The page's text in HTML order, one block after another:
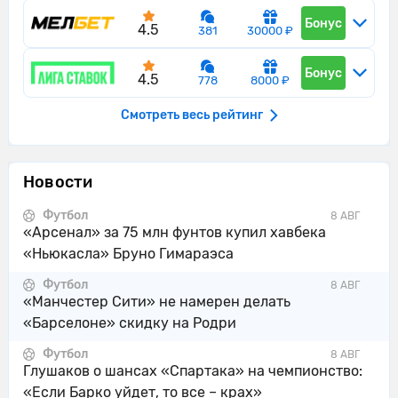
команды.
34'
Англия пытается что-то создать.
Англия идет вперед с потенциально
опасной атакой.
34'
Маркус Рэшфорд из команды Англия
34'
Гарри Кейн выиграл воздушное
противоборство у Elijah Just.
34'
Гарри Кейн нанес удар головой, но
Max Crocombe спокойно отбил мяч.
35'
Зеландия: 33%.
Маркус Рэшфорд навешивает с
4.5 381 30000 ₽ Бонус
4.5 778 8000 ₽ Бонус
Смотреть весь рейтинг
Новости
8 АВГ
Футбол
«Арсенал» за 75 млн фунтов купил хавбека
«Ньюкасла» Бруно Гимараэса
8 АВГ
Футбол
«Манчестер Сити» не намерен делать
«Барселоне» скидку на Родри
8 АВГ
Футбол
Глушаков о шансах «Спартака» на чемпионство:
«Если Барко уйдет, то все – крах»